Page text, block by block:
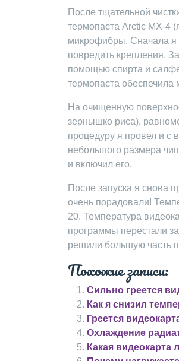
После тщательной
термопаста Arctic MX-4
микрофибры. Сначала я
повредить крепления.
помощью спирта и
термопаста обеспечила
На очищенную
зернышко риса),
процедуру я провел и с
небольшого размера
и включил его.
После запуска я снова
очень порадовали!
20. Температура
программы перестали
решили большую часть
Похожие записи:
Сильно греется
Как я снизил
Греется
Охлаждение
Какая видеокарта